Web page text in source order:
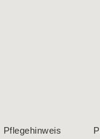
Pflegehinweis